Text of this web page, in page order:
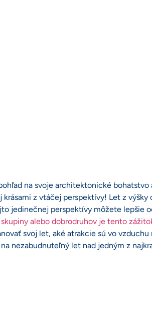
na svoje architektonické
z vtáčej perspektívy! Let z výšky
jedinečnej perspektívy môžete lepšie
alebo dobrodruhov je tento
svoj let, aké atrakcie sú vo vzduchu
nezabudnuteľný let nad jedným z